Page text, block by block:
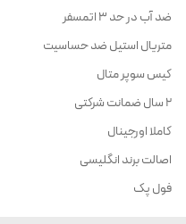
ضد آب در حد 3 اتمسفر
متریال استیل ضد حساسیت
کیس سوپر متال
2 سال ضمانت شرکتی
کاملا اورجینال
اصالت برند انگلیسی
فول پک